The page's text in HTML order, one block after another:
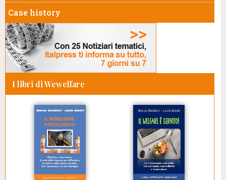
Case history
I libri di Wewelfare